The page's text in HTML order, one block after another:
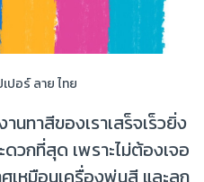
ปอร์ ลาย ไทย
นทาสีของเราเสร็จเร็วยิ่ง
วกที่สุด เพราะไม่ต้องเจอ